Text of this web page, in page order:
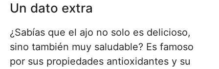
Un dato extra
¿Sabías que el ajo no solo es delicioso,
sino también muy saludable? Es famoso
por sus propiedades antioxidantes y su